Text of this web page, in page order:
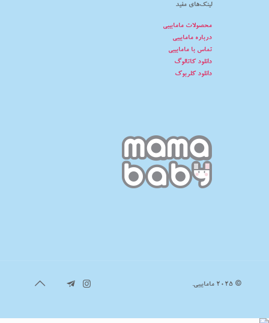
لینک‌های مفید
محصولات مامابیبی
درباره مامابیبی
تماس با مامابیبی
دانلود کاتالوگ
دانلود کلربوک
© 2025 مامابیبی.